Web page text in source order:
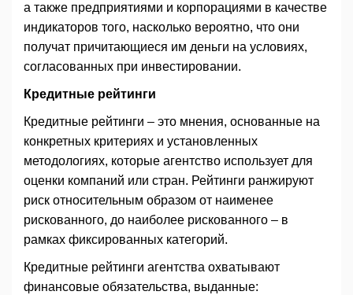
а также предприятиями и корпорациями в качестве
индикаторов того, насколько вероятно, что они
получат причитающиеся им деньги на условиях,
согласованных при инвестировании.
Кредитные рейтинги
Кредитные рейтинги – это мнения, основанные на
конкретных критериях и установленных
методологиях, которые агентство использует для
оценки компаний или стран. Рейтинги ранжируют
риск относительным образом от наименее
рискованного, до наиболее рискованного – в
рамках фиксированных категорий.
Кредитные рейтинги агентства охватывают
финансовые обязательства, выданные: